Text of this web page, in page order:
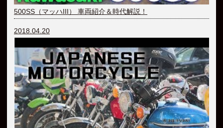
500SS（マッハIII） 車両紹介＆時代解説！
2018.04.20